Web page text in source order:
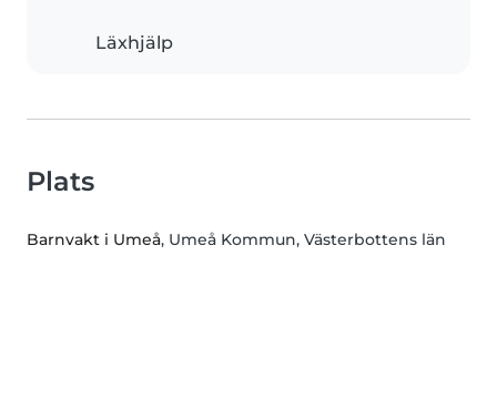
Läxhjälp
Plats
Barnvakt i Umeå, Umeå Kommun, Västerbottens län